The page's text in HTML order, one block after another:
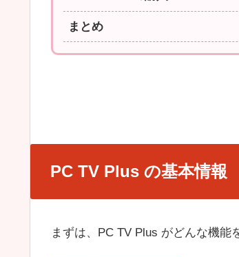
まとめ
PC TV Plus の基本情報
まずは、PC TV Plus がどんな機能